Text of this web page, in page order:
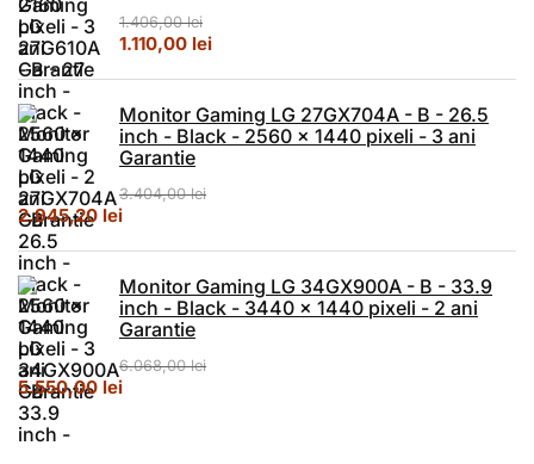
1.406,00lei
Prețul inițial a fost: 1.406,00 lei.
1.110,00 leiPrețul curent este: 1.110,00 lei.
Monitor Gaming LG 27GX704A - B - 26.5
inch - Black - 2560 x 1440 pixeli - 3 ani
Garantie
3.404,00lei
Prețul inițial a fost: 3.404,00 lei.
2.945,20 leiPrețul curent este: 2.945,20 lei.
Monitor Gaming LG 34GX900A - B - 33.9
inch - Black - 3440 x 1440 pixeli - 2 ani
Garantie
6.068,00lei
Prețul inițial a fost: 6.068,00 lei.
5.550,00 leiPrețul curent este: 5.550,00 lei.